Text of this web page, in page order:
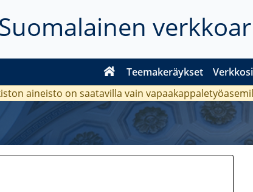
Suomalainen
Teemakeräykset
aineisto on saatavilla vain